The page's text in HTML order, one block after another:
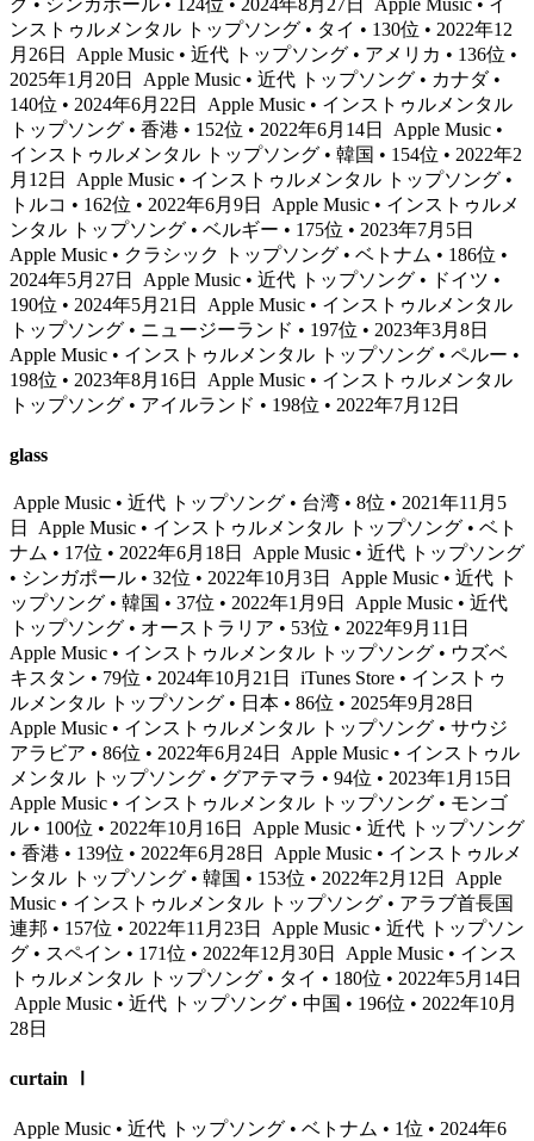
グ • シンガポール • 124位 • 2024年8月27日
Apple Music • イ
ンストゥルメンタル トップソング • タイ • 130位 • 2022年12
月26日
Apple Music • 近代 トップソング • アメリカ • 136位 •
2025年1月20日
Apple Music • 近代 トップソング • カナダ •
140位 • 2024年6月22日
Apple Music • インストゥルメンタル
トップソング • 香港 • 152位 • 2022年6月14日
Apple Music •
インストゥルメンタル トップソング • 韓国 • 154位 • 2022年2
月12日
Apple Music • インストゥルメンタル トップソング •
トルコ • 162位 • 2022年6月9日
Apple Music • インストゥルメ
ンタル トップソング • ベルギー • 175位 • 2023年7月5日
Apple Music • クラシック トップソング • ベトナム • 186位 •
2024年5月27日
Apple Music • 近代 トップソング • ドイツ •
190位 • 2024年5月21日
Apple Music • インストゥルメンタル
トップソング • ニュージーランド • 197位 • 2023年3月8日
Apple Music • インストゥルメンタル トップソング • ペルー •
198位 • 2023年8月16日
Apple Music • インストゥルメンタル
トップソング • アイルランド • 198位 • 2022年7月12日
glass
Apple Music • 近代 トップソング • 台湾 • 8位 • 2021年11月5
日
Apple Music • インストゥルメンタル トップソング • ベト
ナム • 17位 • 2022年6月18日
Apple Music • 近代 トップソング
• シンガポール • 32位 • 2022年10月3日
Apple Music • 近代 ト
ップソング • 韓国 • 37位 • 2022年1月9日
Apple Music • 近代
トップソング • オーストラリア • 53位 • 2022年9月11日
Apple Music • インストゥルメンタル トップソング • ウズベ
キスタン • 79位 • 2024年10月21日
iTunes Store • インストゥ
ルメンタル トップソング • 日本 • 86位 • 2025年9月28日
Apple Music • インストゥルメンタル トップソング • サウジ
アラビア • 86位 • 2022年6月24日
Apple Music • インストゥル
メンタル トップソング • グアテマラ • 94位 • 2023年1月15日
Apple Music • インストゥルメンタル トップソング • モンゴ
ル • 100位 • 2022年10月16日
Apple Music • 近代 トップソング
• 香港 • 139位 • 2022年6月28日
Apple Music • インストゥルメ
ンタル トップソング • 韓国 • 153位 • 2022年2月12日
Apple
Music • インストゥルメンタル トップソング • アラブ首長国
連邦 • 157位 • 2022年11月23日
Apple Music • 近代 トップソン
グ • スペイン • 171位 • 2022年12月30日
Apple Music • インス
トゥルメンタル トップソング • タイ • 180位 • 2022年5月14日
Apple Music • 近代 トップソング • 中国 • 196位 • 2022年10月
28日
curtain Ⅰ
Apple Music • 近代 トップソング • ベトナム • 1位 • 2024年6